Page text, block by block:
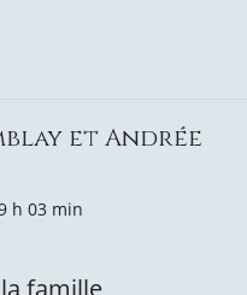
et Andrée
h 03 min
famille